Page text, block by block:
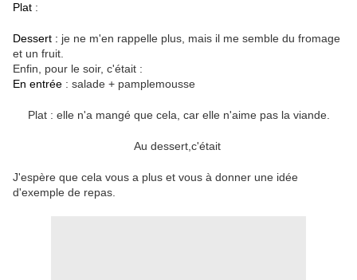
Plat :
Dessert : je ne m'en rappelle plus, mais il me semble du fromage
et un fruit.
Enfin, pour le soir, c'était :
En entrée : salade + pamplemousse
​Plat : elle n'a mangé que cela, car elle n'aime pas la viande.
Au dessert,c'était
J'espère que cela vous a plus et vous à donner une idée
d'exemple de repas.